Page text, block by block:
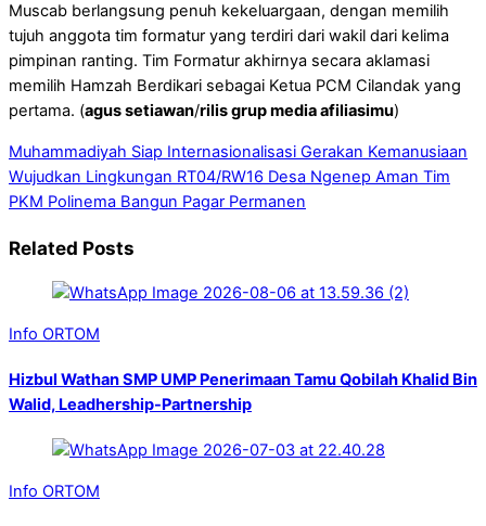
Muscab berlangsung penuh kekeluargaan, dengan memilih
tujuh anggota tim formatur yang terdiri dari wakil dari kelima
pimpinan ranting. Tim Formatur akhirnya secara aklamasi
memilih Hamzah Berdikari sebagai Ketua PCM Cilandak yang
pertama. (agus setiawan/rilis grup media afiliasimu)
Muhammadiyah Siap Internasionalisasi Gerakan Kemanusiaan
Wujudkan Lingkungan RT04/RW16 Desa Ngenep Aman Tim
PKM Polinema Bangun Pagar Permanen
Related Posts
Info ORTOM
Hizbul Wathan SMP UMP Penerimaan Tamu Qobilah Khalid Bin
Walid, Leadhership-Partnership
Info ORTOM